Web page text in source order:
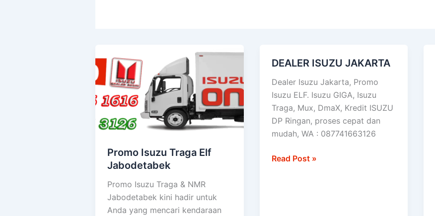
Promo Isuzu Traga Elf
Jabodetabek
Promo Isuzu Traga & NMR
Jabodetabek kini hadir untuk
Anda yang mencari kendaraan
Isuzu
Traga
Elf
Jabodetabek
DEALER ISUZU JAKARTA
Dealer Isuzu Jakarta, Promo
Isuzu ELF. Isuzu GIGA, Isuzu
Traga, Mux, DmaX, Kredit ISUZU
DP Ringan, proses cepat dan
mudah, WA : 087741663126
DEALER
Read Post »